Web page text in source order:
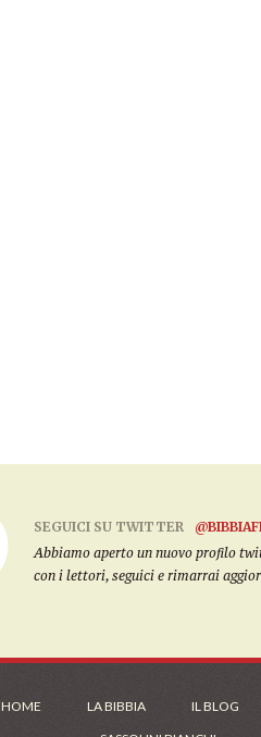
SEGUICI SU TWITTER
Abbiamo aperto un nuovo profilo
con i lettori, seguici e rimarrai
HOME LA BIBBIA IL BLOG